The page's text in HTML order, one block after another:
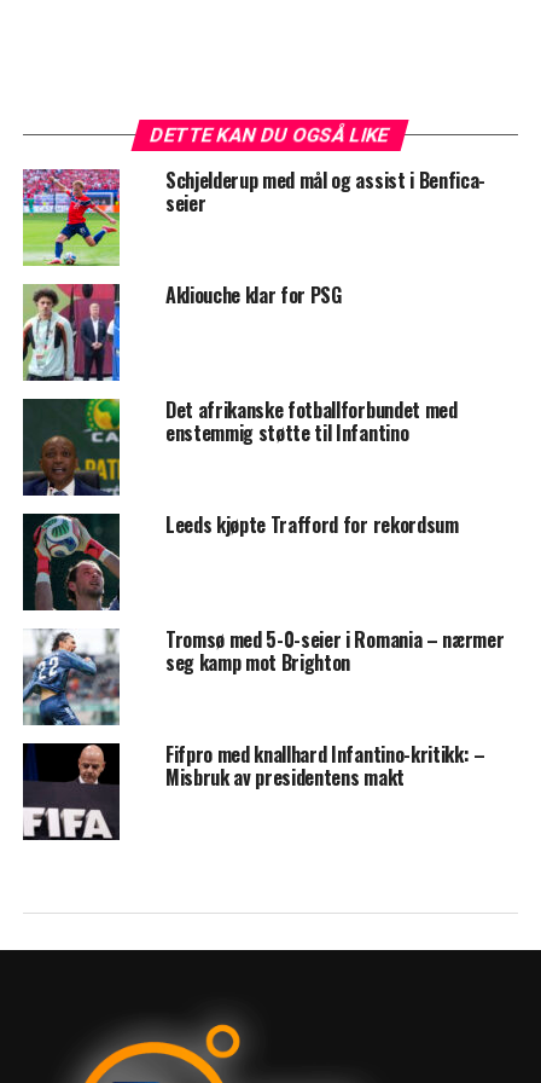
DETTE KAN DU OGSÅ LIKE
Schjelderup med mål og assist i Benfica-
seier
Akliouche klar for PSG
Det afrikanske fotballforbundet med
enstemmig støtte til Infantino
Leeds kjøpte Trafford for rekordsum
Tromsø med 5-0-seier i Romania – nærmer
seg kamp mot Brighton
Fifpro med knallhard Infantino-kritikk: –
Misbruk av presidentens makt